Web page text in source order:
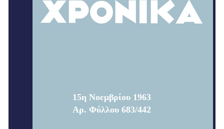
15η Νοεμβρίου 1963
Αρ. Φύλλου 683/442